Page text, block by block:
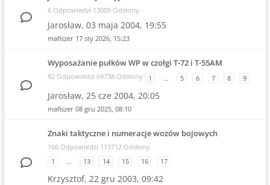
6 Odpowiedzi 13009 Odsłony
Jarosław, 03 maja 2004, 19:55
mafiszer 17 sty 2026, 15:23
Wyposażanie pułków WP w czołgi T-72 i T-55AM
82 Odpowiedzi 69738 Odsłony 1 … 5 6 7 8 9
Jarosław, 25 cze 2004, 20:05
mafiszer 08 gru 2025, 08:10
Znaki taktyczne i numeracje wozów bojowych
166 Odpowiedzi 113712 Odsłony
1
… 13 14 15 16 17
Krzysztof, 22 gru 2003, 09:42